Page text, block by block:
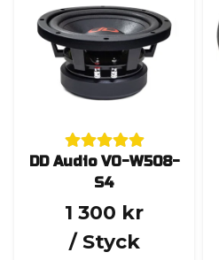
DD Audio VO-W508-
S4
1 300 kr
/ Styck